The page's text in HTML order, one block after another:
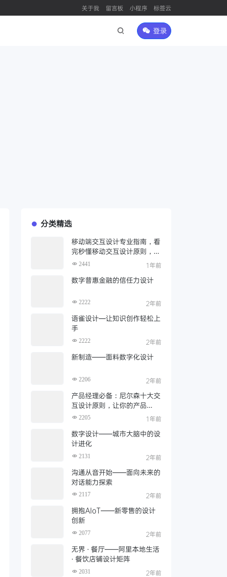
关于我 留言板 小程序 标签云
登录
分类精选
移动端交互设计专业指南，看
完秒懂移动交互设计原则，建
议收藏
2441 1年前
数字普惠金融的信任力设计
2222 2年前
语雀设计—让知识创作轻松上
手
2222 2年前
新制造——面料数字化设计
2206 2年前
产品经理必备：尼尔森十大交
互设计原则，让你的产品
从"能用"到"好用"
2205 1年前
数字设计——城市大脑中的设
计进化
2131 2年前
沟通从音开始——面向未来的
对话能力探索
2117 2年前
拥抱AIoT——新零售的设计
创新
2077 2年前
无界 · 餐厅——阿里本地生活
· 餐饮店铺设计矩阵
2031 2年前